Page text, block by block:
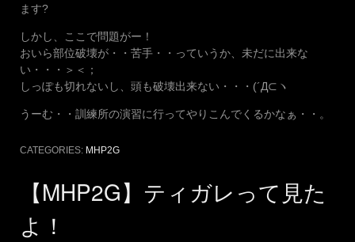
ます?
しかし、ここで問題がー！
おいら部位破壊が・・苦手・・っていうか、未だに出来な
い・・・＞＜；
しっぽも切れないし、頭も破壊出来ない・・・(´Д⊂ヽ
うーむ・・訓練所の演習に行ってやりこんでくるかなぁ・・。
CATEGORIES: MHP2G
【MHP2G】ティガレって見た
よ！